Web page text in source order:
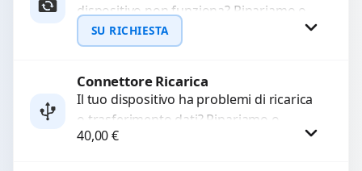
WhatsApp
dispositivo non funziona? Ripariamo o
sostituiamo fotocamere guaste con
problemi come immagini sfocate, messa
SU RICHIESTA
Richiedi Preventivo
Connettore Ricarica
Il tuo dispositivo ha problemi di ricarica
o trasferimento dati? Ripariamo o
sostituiamo connettori di ricarica guasti,
40,00€